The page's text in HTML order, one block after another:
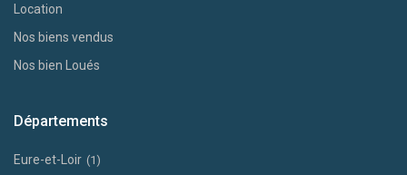
Location
Nos biens vendus
Nos bien Loués
Départements
Eure-et-Loir (1)